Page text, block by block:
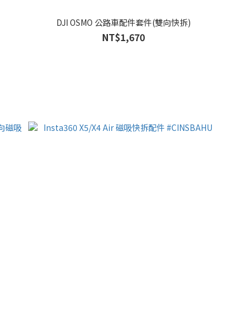
DJI OSMO 公路車配件套件(雙向快拆)
NT$1,670